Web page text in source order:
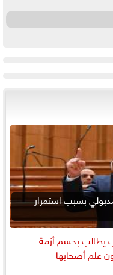
بسبب استمرار
يطالب بحسم أزمة
علم أصحابها